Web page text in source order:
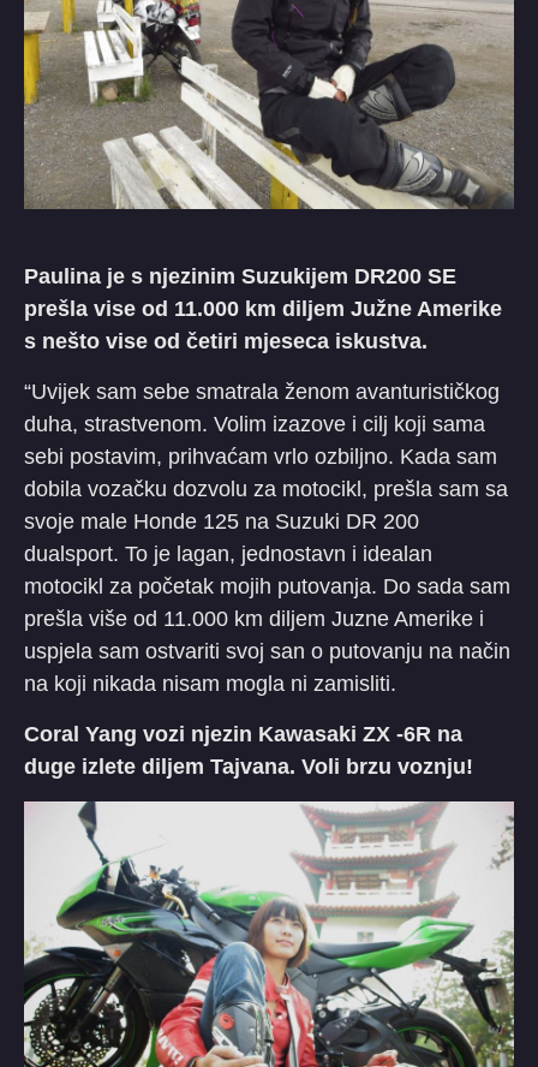
Paulina je s njezinim Suzukijem DR200 SE
prešla vise od 11.000 km diljem Južne Amerike
s nešto vise od četiri mjeseca iskustva.
“Uvijek sam sebe smatrala ženom avanturističkog
duha, strastvenom. Volim izazove i cilj koji sama
sebi postavim, prihvaćam vrlo ozbiljno. Kada sam
dobila vozačku dozvolu za motocikl, prešla sam sa
svoje male Honde 125 na Suzuki DR 200
dualsport. To je lagan, jednostavn i idealan
motocikl za početak mojih putovanja. Do sada sam
prešla više od 11.000 km diljem Juzne Amerike i
uspjela sam ostvariti svoj san o putovanju na način
na koji nikada nisam mogla ni zamisliti.
Coral Yang vozi njezin Kawasaki ZX -6R na
duge izlete diljem Tajvana. Voli brzu voznju!